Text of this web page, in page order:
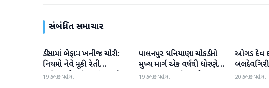
સંબંધિત સમાચાર
બનાસકાંઠા
ડીસામાં બેફામ ખનીજ ચોરી:
નિયમો નેવે મૂકી રેતી
માફિયાઓ સક્રિય, તંત્ર સામે
19 કલાક પહેલા
બનાસકાંઠા
પાલનપુર ધનિયાણા ચોકડીનો
મુખ્ય માર્ગ એક વર્ષથી ધોરણે:
ગટરલાઇન પછી રસ્તો ન
19 કલાક પહેલા
બનાસકાંઠા
ઓગડ દેવ
અટકાયત
20 કલાક પહેલા